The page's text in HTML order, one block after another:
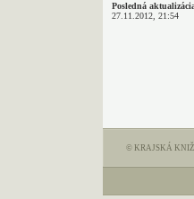
Posledná
27.11.2012, 21:54
© KRAJSKÁ